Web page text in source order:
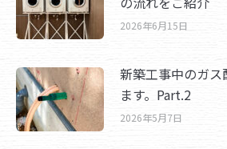
2026年6月15日
新築工事中のガ
ます。Part.2
2026年5月7日